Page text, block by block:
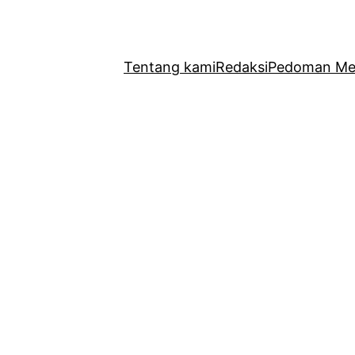
Tentang kamiRedaksiPedoman